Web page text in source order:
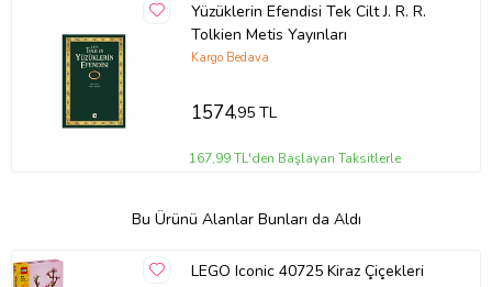
Yüzüklerin Efendisi Tek Cilt J. R. R.
Tolkien Metis Yayınları
Kargo Bedava
1574,95 TL
167,99 TL'den Başlayan Taksitlerle
Bu Ürünü Alanlar Bunları da Aldı
LEGO Iconic 40725 Kiraz Çiçekleri